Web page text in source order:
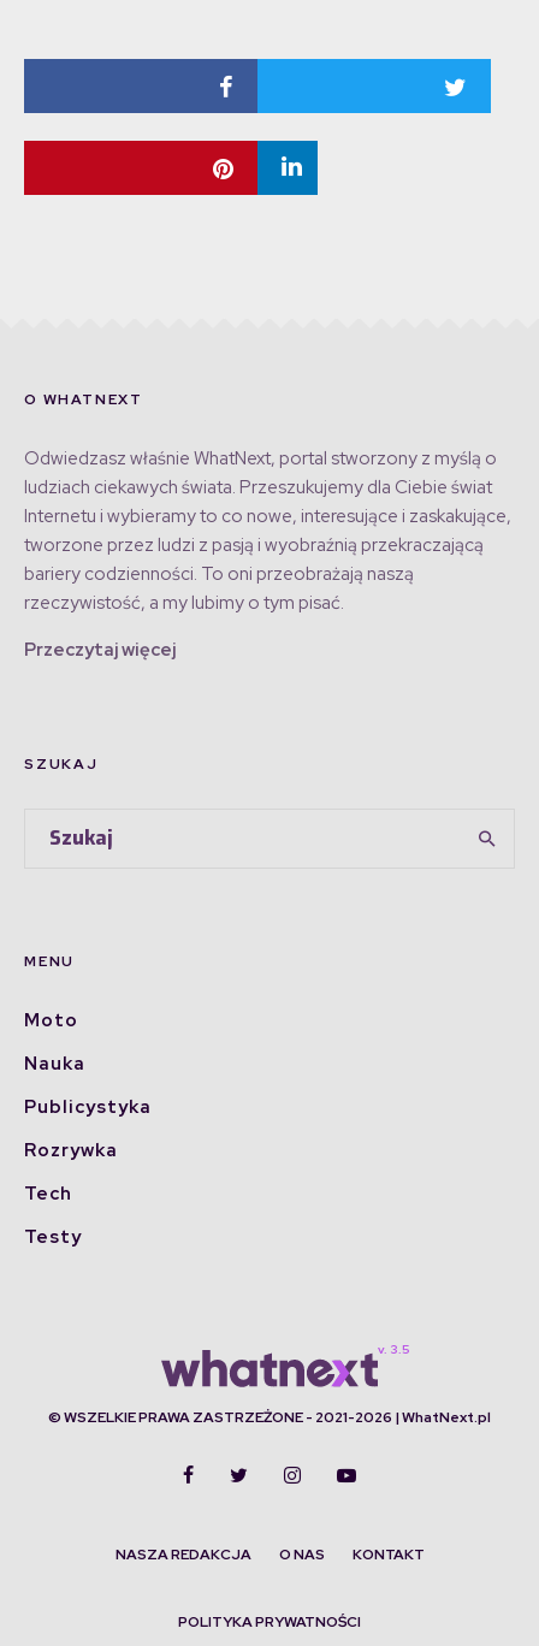
O WHATNEXT
Odwiedzasz właśnie WhatNext, portal stworzony z myślą o
ludziach ciekawych świata. Przeszukujemy dla Ciebie świat
Internetu i wybieramy to co nowe, interesujące i zaskakujące,
tworzone przez ludzi z pasją i wyobraźnią przekraczającą
bariery codzienności. To oni przeobrażają naszą
rzeczywistość, a my lubimy o tym pisać.
Przeczytaj więcej
SZUKAJ
MENU
Moto
Nauka
Publicystyka
Rozrywka
Tech
Testy
© WSZELKIE PRAWA ZASTRZEŻONE - 2021-2026 | WhatNext.pl
NASZA REDAKCJA O NAS KONTAKT
POLITYKA PRYWATNOŚCI